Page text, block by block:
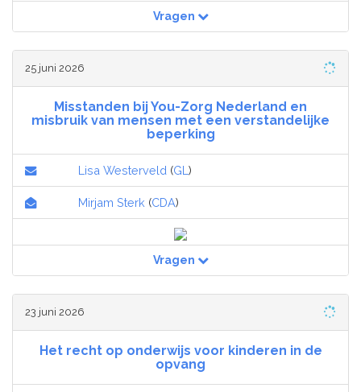
Vragen
25 juni 2026
Misstanden bij You-Zorg Nederland en
misbruik van mensen met een verstandelijke
beperking
Lisa Westerveld (GL )
Mirjam Sterk (CDA)
Vragen
23 juni 2026
Het recht op onderwijs voor kinderen in de
opvang